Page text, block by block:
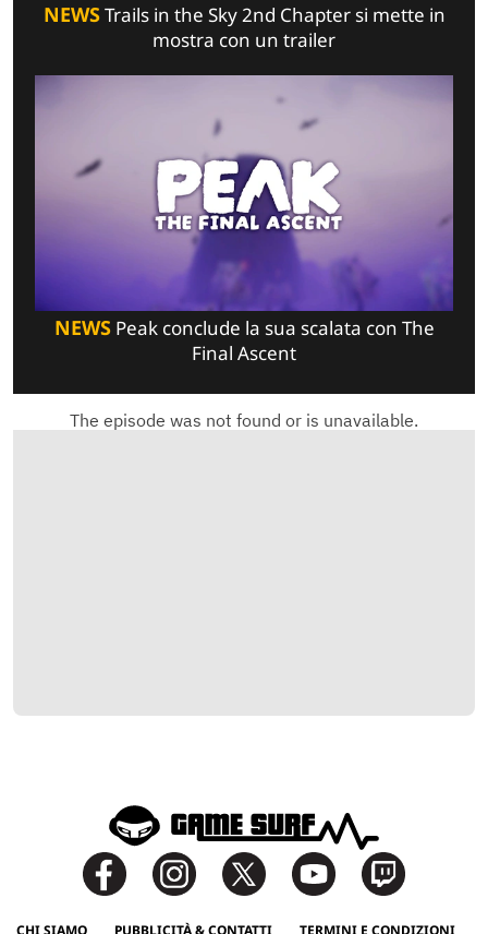
NEWSTrails in the Sky 2nd Chapter si mette in
mostra con un trailer
NEWSPeak conclude la sua scalata con The
Final Ascent